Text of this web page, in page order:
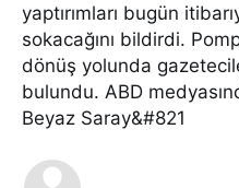
yaptırımları bugün
sokacağını bildirdi.
dönüş yolunda
bulundu. ABD
Beyaz Saray&#821